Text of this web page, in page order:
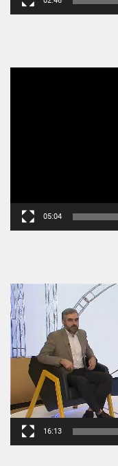
05:04
16:13